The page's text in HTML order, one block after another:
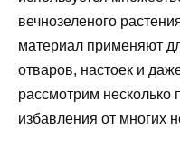
вечнозеленого
материал применяют
отваров, настоек и
рассмотрим несколько
избавления от многих